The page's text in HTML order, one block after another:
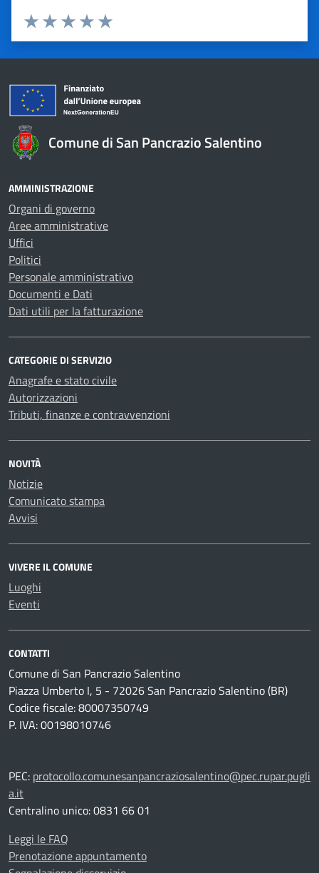
Valuta 5 stelle su 5
Valuta 4 stelle su 5
Valuta 3 stelle su 5
Valuta 2 stelle su 5
Valuta 1 stelle su 5
Comune di San Pancrazio Salentino
AMMINISTRAZIONE
Organi di governo
Aree amministrative
Uffici
Politici
Personale amministrativo
Documenti e Dati
Dati utili per la fatturazione
CATEGORIE DI SERVIZIO
Anagrafe e stato civile
Autorizzazioni
Tributi, finanze e contravvenzioni
NOVITÀ
Notizie
Comunicato stampa
Avvisi
VIVERE IL COMUNE
Luoghi
Eventi
CONTATTI
Comune di San Pancrazio Salentino
Piazza Umberto I, 5 - 72026 San Pancrazio Salentino (BR)
Codice fiscale: 80007350749
P. IVA: 00198010746
PEC: protocollo.comunesanpancraziosalentino@pec.rupar.pugli
a.it
Centralino unico: 0831 66 01
Leggi le FAQ
Prenotazione appuntamento